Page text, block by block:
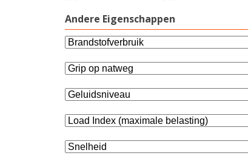
UNIROYAL
YOKOHAMA
Andere Eigenschappen